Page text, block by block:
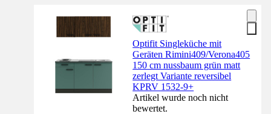
Optifit Singleküche mit
Geräten Rimini409/Verona405
150 cm nussbaum grün matt
zerlegt Variante reversibel
KPRV 1532-9+
Artikel wurde noch nicht
bewertet.